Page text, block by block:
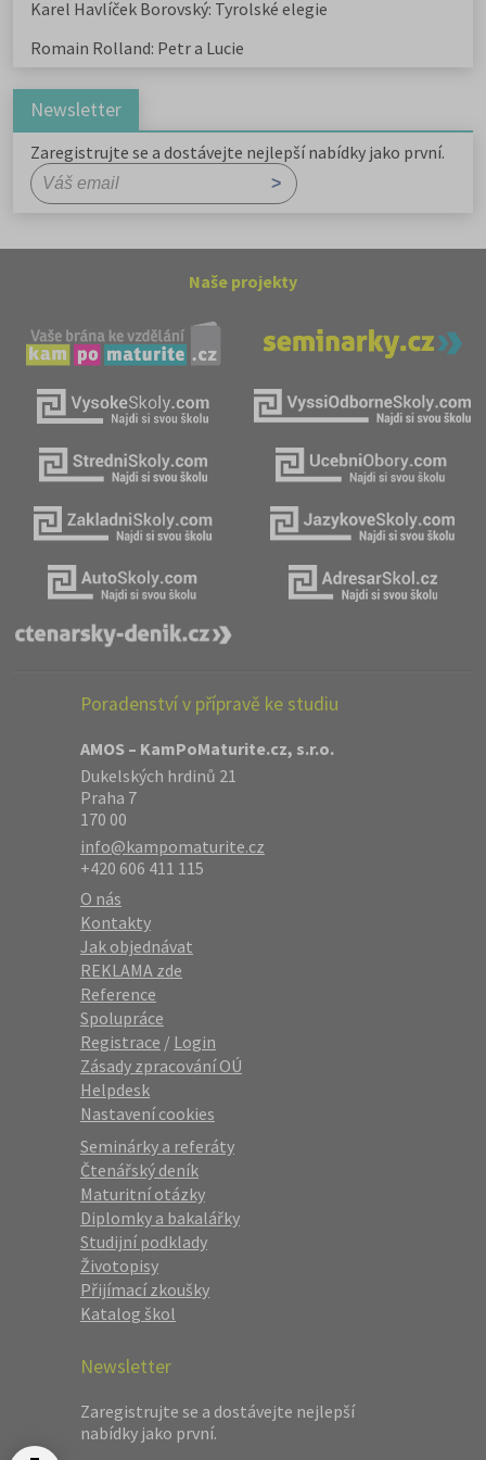
Karel Havlíček Borovský: Tyrolské elegie
Romain Rolland: Petr a Lucie
Newsletter
Zaregistrujte se a dostávejte nejlepší nabídky jako první.
Naše projekty
Poradenství v přípravě ke studiu
AMOS – KamPoMaturite.cz, s.r.o.
Dukelských hrdinů 21
Praha 7
170 00
info@kampomaturite.cz
+420 606 411 115
O nás
Kontakty
Jak objednávat
REKLAMA zde
Reference
Spolupráce
Registrace / Login
Zásady zpracování OÚ
Helpdesk
Nastavení cookies
Seminárky a referáty
Čtenářský deník
Maturitní otázky
Diplomky a bakalářky
Studijní podklady
Životopisy
Přijímací zkoušky
Katalog škol
Newsletter
Zaregistrujte se a dostávejte nejlepší
nabídky jako první.